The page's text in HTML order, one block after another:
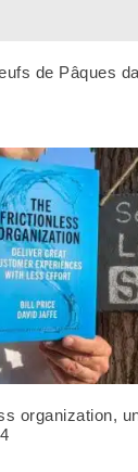
de Pâques
organization,